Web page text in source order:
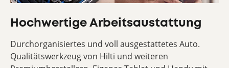
Hochwertige Arbeitsaustattung
Durchorganisiertes und voll ausgestattetes Auto.
Qualitätswerkzeug von Hilti und weiteren